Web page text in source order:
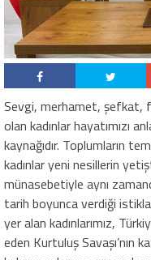
Sevgi, merhamet, şefkat,
olan kadınlar hayatımızı
kaynağıdır. Toplumların
kadınlar yeni nesillerin
münasebetiyle aynı
tarih boyunca verdiği
yer alan kadınlarımız,
eden Kurtuluş Savaşı’nın